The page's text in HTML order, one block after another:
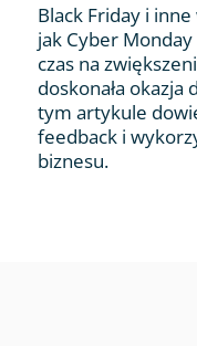
Black Friday i
jak Cyber
czas na
doskonała
tym artykule
feedback i
biznesu.